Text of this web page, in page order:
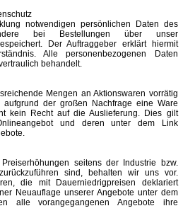
notwendigen persönlichen Daten des
bei Bestellungen über unser
Der Auftraggeber erklärt hiermit
Alle personenbezogenen Daten
behandelt.
Mengen an Aktionswaren vorrätig
der großen Nachfrage eine Ware
kein Recht auf die Auslieferung. Dies gilt
und deren unter dem Link
seitens der Industrie bzw.
sind, behalten wir uns vor.
die mit Dauerniedrigpreisen deklariert
Neuauflage unserer Angebote unter dem
alle vorangegangenen Angebote ihre